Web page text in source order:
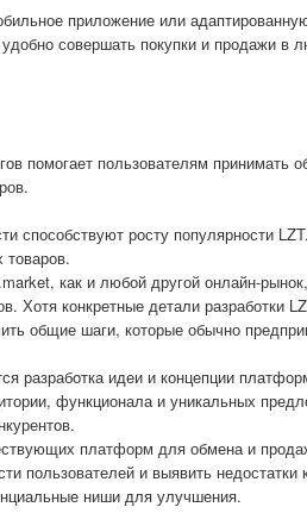
приложение или
удобно совершать покупки и продажи
помогает пользователям принимать
способствуют росту популярности
товаров.
как и любой другой онлайн-
Хотя конкретные детали разработки
общие шаги, которые обычно
разработка идеи и концепции
функционала и уникальных
платформ для обмена и
пользователей и выявить недостатки
ниши для улучшения.